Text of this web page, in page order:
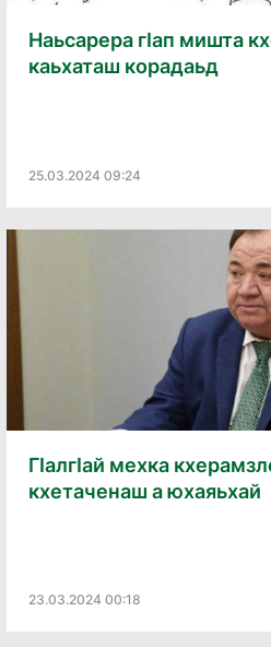
Наьсарера гӀап мишта
каьхаташ корадаьд
25.03.2024 09:24
ГӀалгӀай мехка
кхетаченаш а юхаяьхай
23.03.2024 00:18